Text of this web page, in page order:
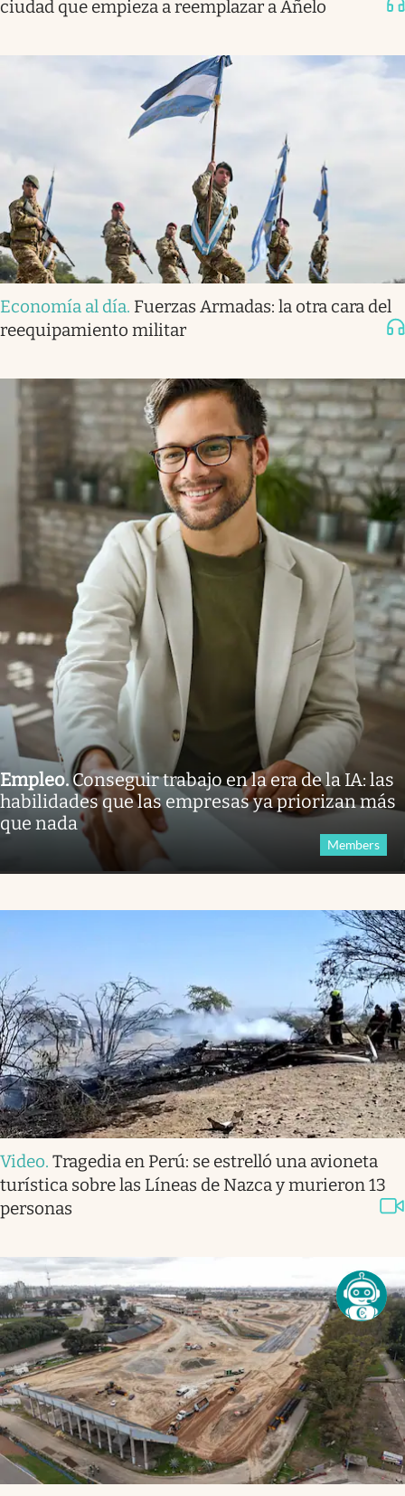
ciudad que empieza a reemplazar a Añelo
Economía al día. Fuerzas Armadas: la otra cara del
reequipamiento militar
Empleo.Conseguir trabajo en la era de la IA: las
habilidades que las empresas ya priorizan más
que nada
Members
Video. Tragedia en Perú: se estrelló una avioneta
turística sobre las Líneas de Nazca y murieron 13
personas